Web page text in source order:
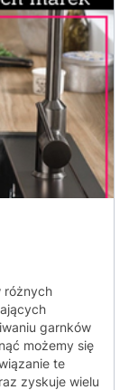
różnych
garnków
możemy się
te
zyskuje wielu